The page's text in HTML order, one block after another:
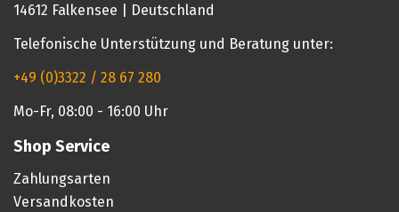
14612 Falkensee | Deutschland
Telefonische Unterstützung und Beratung unter:
+49 (0)3322 / 28 67 280
Mo-Fr, 08:00 - 16:00 Uhr
Shop Service
Zahlungsarten
Versandkosten